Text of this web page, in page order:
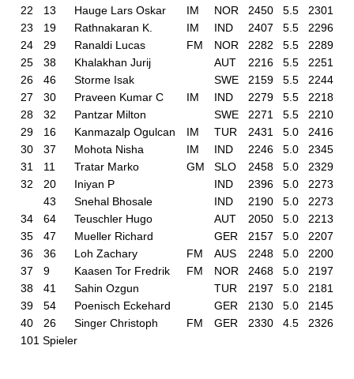
22
13 Hauge Lars Oskar IM NOR 2450 5.5
2301
23
19 Rathnakaran K. IM IND 2407 5.5
2296
24
29 Ranaldi Lucas FM NOR 2282 5.5
2289
25
38 Khalakhan Jurij AUT 2216 5.5
2251
26
46 Storme Isak SWE 2159 5.5
2244
27
30 Praveen Kumar C IM IND 2279 5.5
2218
28
32 Pantzar Milton SWE 2271 5.5
2210
29
16 Kanmazalp Ogulcan IM TUR 2431 5.0
2416
30
37 Mohota Nisha IM IND 2246 5.0
2345
31
11 Tratar Marko GM SLO 2458 5.0
2329
32
20 Iniyan P IND 2396 5.0
2273
43
Snehal Bhosale IND 2190 5.0
2273
34
64 Teuschler Hugo AUT 2050 5.0
2213
35
47 Mueller Richard GER 2157 5.0
2207
36
36 Loh Zachary FM AUS 2248 5.0
2200
37
9 Kaasen Tor Fredrik FM NOR 2468 5.0
2197
38
41 Sahin Ozgun TUR 2197 5.0
2181
39
54 Poenisch Eckehard GER 2130 5.0
2145
40
26 Singer Christoph FM GER 2330 4.5
2326
101 Spieler